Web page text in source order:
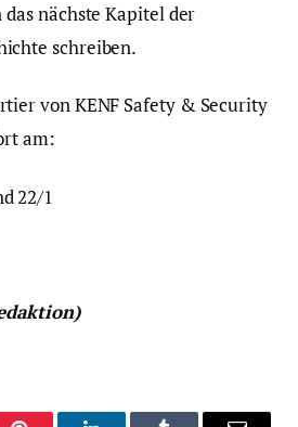
nächste Kapitel der
schreiben.
von KENF Safety & Security
am:
22/1